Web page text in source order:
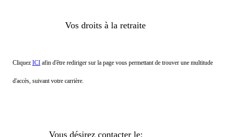
Vos droits à la retraite
Cliquez ICI afin d'être rediriger sur la page vous permettant de trouver une multitude
d'accès, suivant votre carrière.
Vous désirez contacter le: